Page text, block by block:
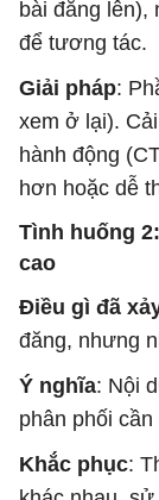
bài đăng lên),
để tương tác.
Giải pháp:
xem ở lại).
hành động
hơn hoặc dễ
Tình huống
cao
Điều gì đã
đăng, nhưng
Ý nghĩa: Nội
phân phối
Khắc phục: